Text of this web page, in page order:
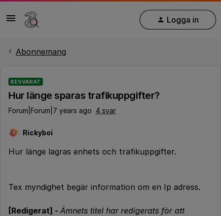
Logga in
Abonnemang
BESVARAT
Hur länge sparas trafikuppgifter?
Forum|Forum|7 years ago 4 svar
R Rickyboi
Hur länge lagras enhets och trafikuppgifter.
Tex myndighet begär information om en Ip adress.
[Redigerat] - Ämnets titel har redigerats för att